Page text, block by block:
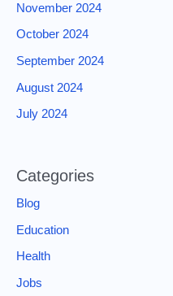
November 2024
October 2024
September 2024
August 2024
July 2024
Categories
Blog
Education
Health
Jobs